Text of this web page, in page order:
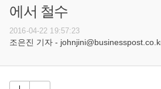
에서 철수
2016-04-22 19:57:23
조은진 기자 -